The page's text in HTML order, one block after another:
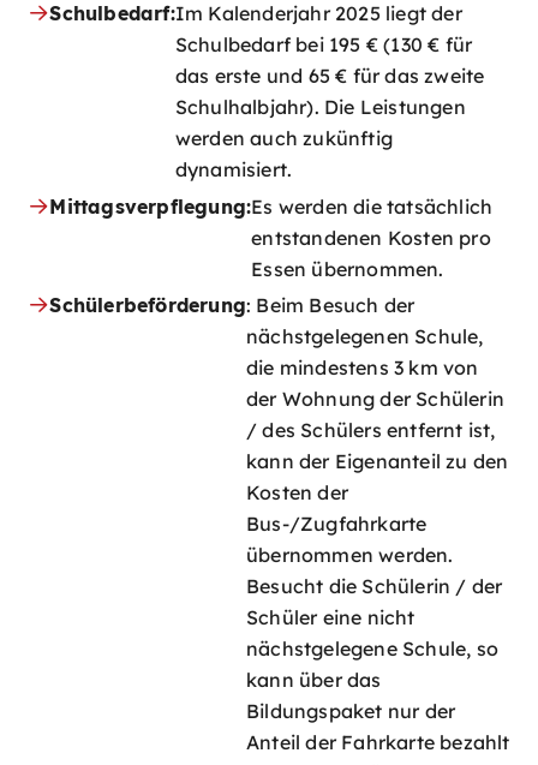
Schulbedarf:Im Kalenderjahr 2025 liegt der
Schulbedarf bei 195 € (130 € für
das erste und 65 € für das zweite
Schulhalbjahr). Die Leistungen
werden auch zukünftig
dynamisiert.
Mittagsverpflegung:Es werden die tatsächlich
entstandenen Kosten pro
Essen übernommen.
Schülerbeförderung: Beim Besuch der
nächstgelegenen Schule,
die mindestens 3 km von
der Wohnung der Schülerin
/ des Schülers entfernt ist,
kann der Eigenanteil zu den
Kosten der
Bus-/Zugfahrkarte
übernommen werden.
Besucht die Schülerin / der
Schüler eine nicht
nächstgelegene Schule, so
kann über das
Bildungspaket nur der
Anteil der Fahrkarte bezahlt